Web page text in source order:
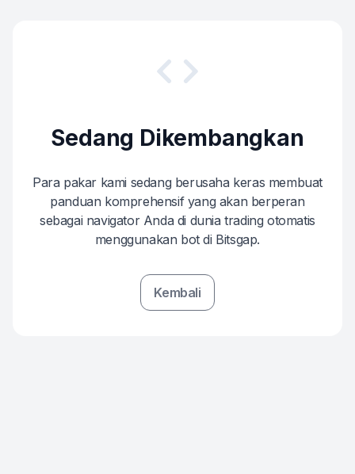
Sedang Dikembangkan
Para pakar kami sedang berusaha keras membuat
panduan komprehensif yang akan berperan
sebagai navigator Anda di dunia trading otomatis
menggunakan bot di Bitsgap.
Kembali